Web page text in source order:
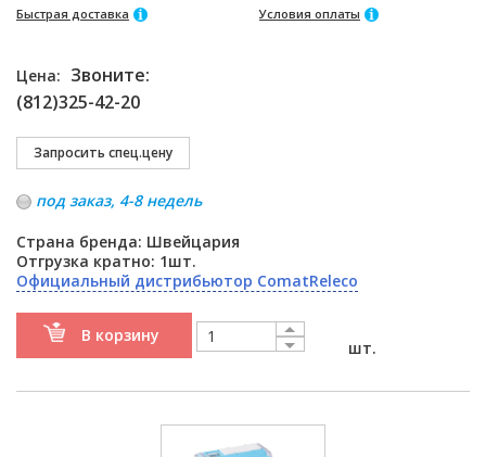
Быстрая доставка Условия оплаты
Цена: Звоните:
(812)325-42-20
под заказ, 4-8 недель
Страна бренда: Швейцария
Отгрузка кратно: 1шт.
Официальный дистрибьютор ComatReleco
В корзину
шт.